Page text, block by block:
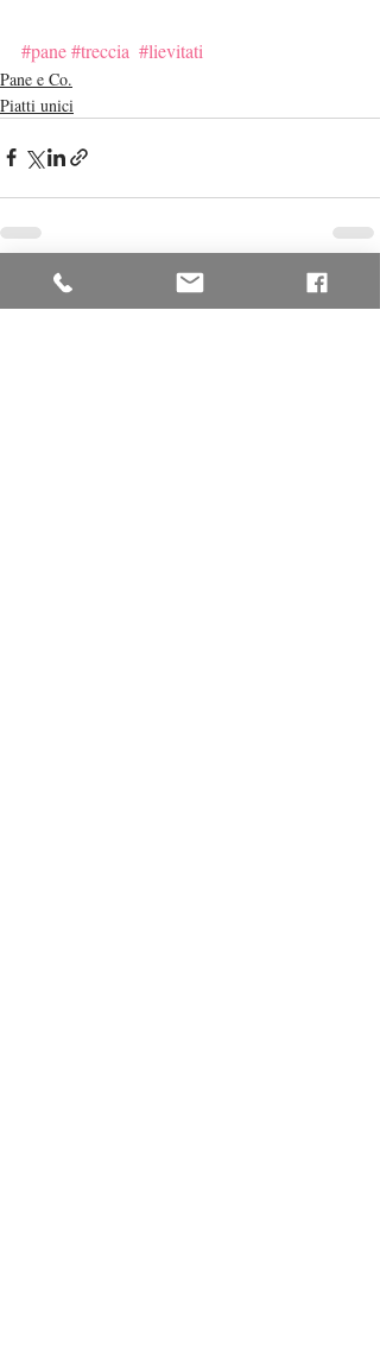
#pane#treccia #lievitati
Pane e Co.
Piatti unici
Post recenti Mostra tutti